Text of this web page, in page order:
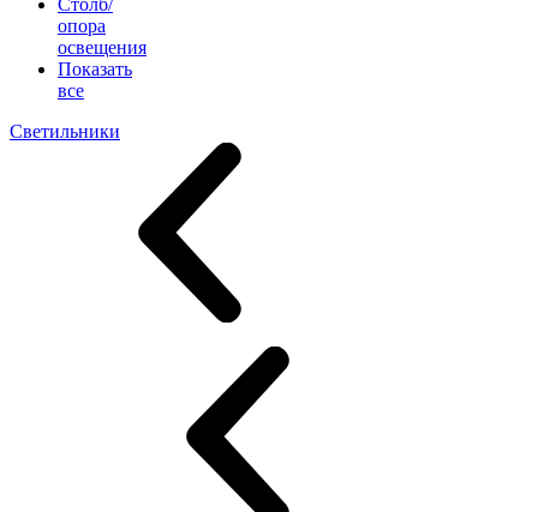
Столб/
опора
освещения
Показать
все
Светильники